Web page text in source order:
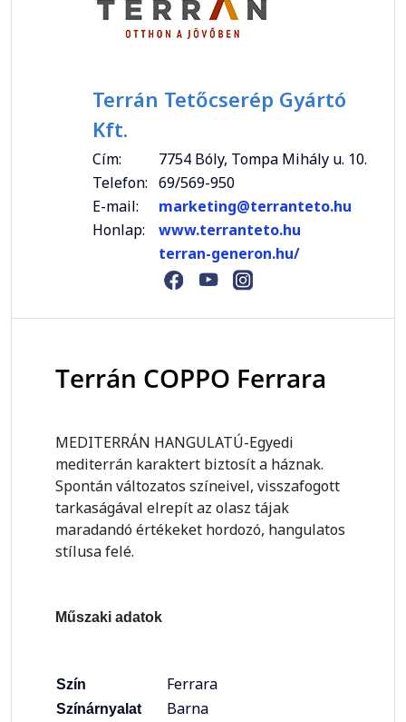
Terrán Tetőcserép Gyártó
Kft.
Cím:
7754 Bóly, Tompa Mihály u. 10.
Telefon: 69/569-950
E-mail:
marketing@terranteto.hu
Honlap:
www.terranteto.hu
terran-generon.hu/
Terrán COPPO Ferrara
MEDITERRÁN HANGULATÚ-Egyedi
mediterrán karaktert biztosít a háznak.
Spontán változatos színeivel, visszafogott
tarkaságával elrepít az olasz tájak
maradandó értékeket hordozó, hangulatos
stílusa felé.
Műszaki adatok
Szín Ferrara
Színárnyalat Barna